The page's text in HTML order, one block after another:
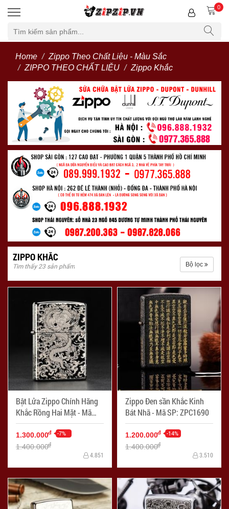
0
Home
Zippo Theo Chất Liệu - Màu Sắc
ZIPPO THEO CHẤT LIỆU
Zippo Khắc
ZIPPO KHẮC
Tìm thấy 23 sản phẩm Bộ lọc
Bật Lửa Zippo Chính Hãng
Khắc Rồng Hai Mặt - Mã
SP: ZPC1691
1.300.000đ -7%
1.400.000đ
4.851
Zippo Đen sần Khắc Kinh
Bát Nhã - Mã SP: ZPC1690
1.200.000đ -14%
1.400.000đ
3.510